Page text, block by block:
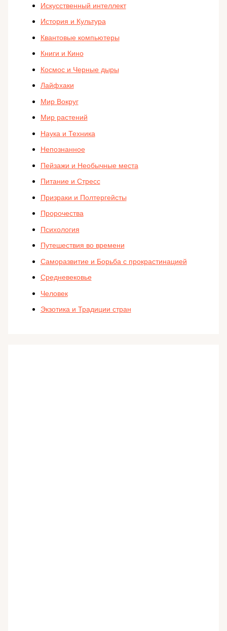
Искусственный интеллект
История и Культура
Квантовые компьютеры
Книги и Кино
Космос и Черные дыры
Лайфхаки
Мир Вокруг
Мир растений
Наука и Техника
Непознанное
Пейзажи и Необычные места
Питание и Стресс
Призраки и Полтергейсты
Пророчества
Психология
Путешествия во времени
Саморазвитие и Борьба с прокрастинацией
Средневековье
Человек
Экзотика и Традиции стран